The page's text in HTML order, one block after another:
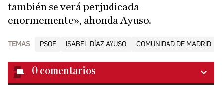
también se verá perjudicada
enormemente», ahonda Ayuso.
TEMAS PSOE ISABEL DÍAZ AYUSO COMUNIDAD DE MADRID
0 comentarios